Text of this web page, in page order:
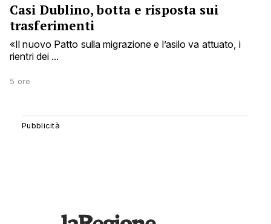
Casi Dublino, botta e risposta sui
trasferimenti
«Il nuovo Patto sulla migrazione e l’asilo va attuato, i
rientri dei ...
5 ore